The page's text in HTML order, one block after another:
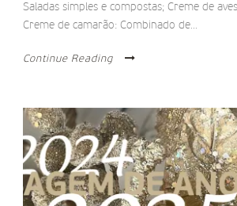
Saladas simples e compostas; Creme de
Creme de camarão: Combinado de...
Continue Reading